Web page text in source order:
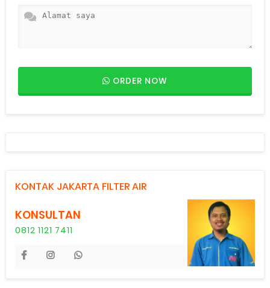
ORDER NOW
KONTAK JAKARTA FILTER AIR
KONSULTAN
0812 1121 7411